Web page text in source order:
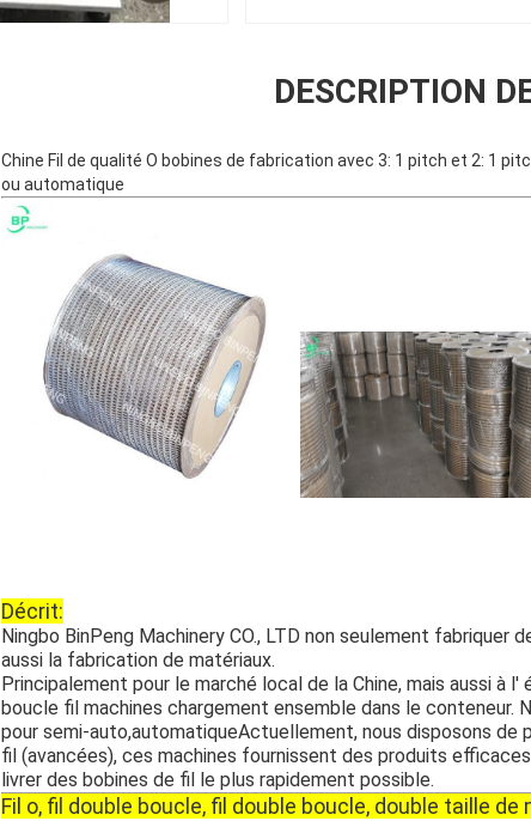
DESCRIPTION
Chine Fil de qualité O bobines de fabrication avec 3: 1 pitch et 2: 1
ou automatique
Décrit:
Ningbo BinPeng Machinery CO., LTD non seulement fabriquer
aussi la fabrication de matériaux.
Principalement pour le marché local de la Chine, mais aussi à
boucle fil machines chargement ensemble dans le conteneur.
pour semi-auto,automatiqueActuellement, nous disposons de
fil (avancées), ces machines fournissent des produits
livrer des bobines de fil le plus rapidement possible.
Fil o, fil double boucle, fil double boucle, double taille